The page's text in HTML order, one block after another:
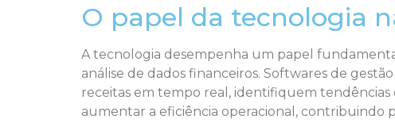
O papel da tecnologia
A tecnologia desempenha um papel
análise de dados financeiros. Softwares de
receitas em tempo real, identifiquem tendências
aumentar a eficiência operacional, contribuindo